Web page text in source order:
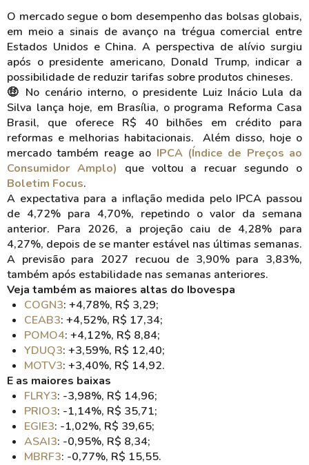
O mercado segue o bom desempenho das bolsas globais,
em meio a sinais de avanço na trégua comercial entre
Estados Unidos e China. A perspectiva de alívio surgiu
após o presidente americano, Donald Trump, indicar a
possibilidade de reduzir tarifas sobre produtos chineses.
🤑 No cenário interno, o presidente Luiz Inácio Lula da
Silva lança hoje, em Brasília, o programa Reforma Casa
Brasil, que oferece R$ 40 bilhões em crédito para
reformas e melhorias habitacionais. Além disso, hoje o
mercado também reage ao IPCA (Índice de Preços ao
Consumidor Amplo) que voltou a recuar segundo o
Boletim Focus.
A expectativa para a inflação medida pelo IPCA passou
de 4,72% para 4,70%, repetindo o valor da semana
anterior. Para 2026, a projeção caiu de 4,28% para
4,27%, depois de se manter estável nas últimas semanas.
A previsão para 2027 recuou de 3,90% para 3,83%,
também após estabilidade nas semanas anteriores.
Veja também as maiores altas do Ibovespa
COGN3: +4,78%, R$ 3,29;
CEAB3: +4,52%, R$ 17,34;
POMO4: +4,12%, R$ 8,84;
YDUQ3: +3,59%, R$ 12,40;
MOTV3: +3,40%, R$ 14,92.
E as maiores baixas
FLRY3: -3,98%, R$ 14,96;
PRIO3: -1,14%, R$ 35,71;
EGIE3: -1,02%, R$ 39,65;
ASAI3: -0,95%, R$ 8,34;
MBRF3: -0,77%, R$ 15,55.